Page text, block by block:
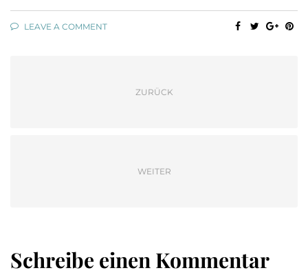
LEAVE A COMMENT
ZURÜCK
WEITER
Schreibe einen Kommentar